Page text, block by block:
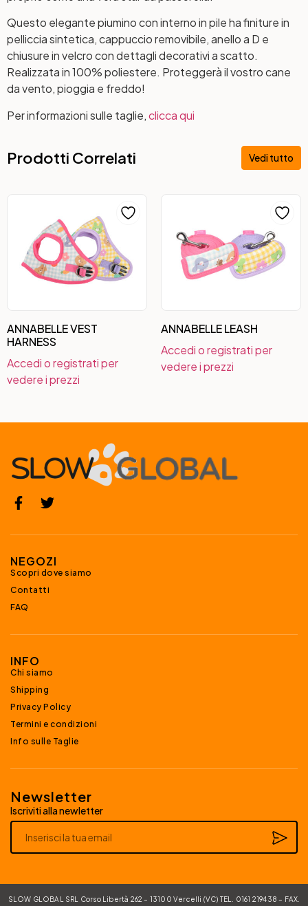
Questo elegante piumino con interno in pile ha finiture in
pelliccia sintetica, cappuccio removibile, anello a D e
chiusure in velcro con dettagli decorativi a scatto.
Realizzata in 100% poliestere. Proteggerà il vostro cane
da vento, pioggia e freddo!
Per informazioni sulle taglie,clicca qui
Prodotti Correlati Vedi tutto
ANNABELLE VEST
HARNESS
Accedi o registrati per
vedere i prezzi
ANNABELLE LEASH
Accedi o registrati per
vedere i prezzi
NEGOZI
Scopri dove siamo
Contatti
FAQ
INFO
Chi siamo
Shipping
Privacy Policy
Termini e condizioni
Info sulle Taglie
Newsletter
Iscriviti alla newletter
SLOW GLOBAL SRL Corso Libertà 262 – 13100 Vercelli (VC) TEL. 0161 219438 – FAX.